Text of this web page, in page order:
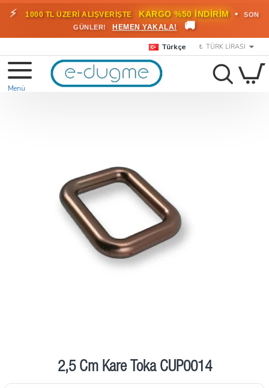
⚡ 1000 TL ÜZERİ ALIŞVERİŞTE KARGO %50 İNDİRİM •
SON
GÜNLER!
HEMEN YAKALA! 🚚
Türkçe ₺ TÜRK LIRASI
2,5 Cm Kare Toka CUP0014